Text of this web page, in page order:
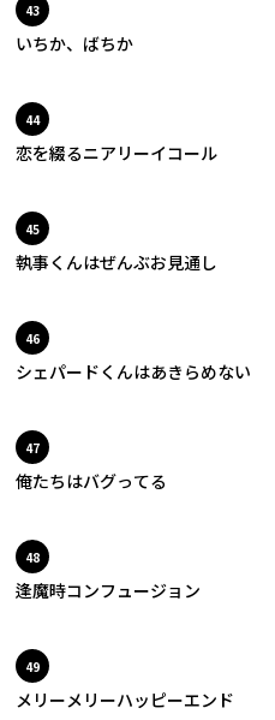
43位
いちか、ばちか
44位
恋を綴るニアリーイコール
45位
執事くんはぜんぶお見通し
46位
シェパードくんはあきらめない
47位
俺たちはバグってる
48位
逢魔時コンフュージョン
49位
メリーメリーハッピーエンド